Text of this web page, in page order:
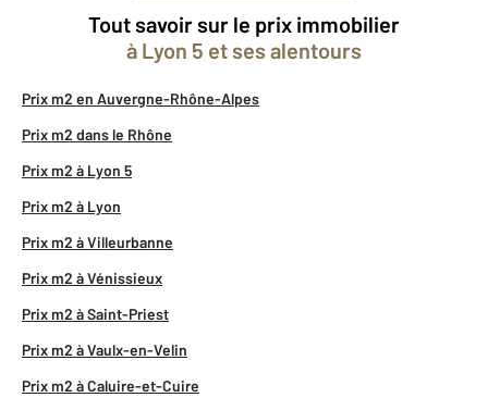
Tout savoir sur le prix immobilier
à Lyon 5 et ses alentours
Prix m2 en Auvergne-Rhône-Alpes
Prix m2 dans le Rhône
Prix m2 à Lyon 5
Prix m2 à Lyon
Prix m2 à Villeurbanne
Prix m2 à Vénissieux
Prix m2 à Saint-Priest
Prix m2 à Vaulx-en-Velin
Prix m2 à Caluire-et-Cuire